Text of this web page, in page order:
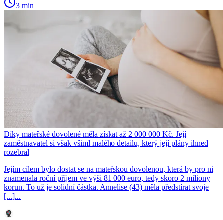
3 min
Díky mateřské dovolené měla získat až 2 000 000 Kč. Její
zaměstnavatel si však všiml malého detailu, který její plány ihned
rozebral
Jejím cílem bylo dostat se na mateřskou dovolenou, která by pro ni
znamenala roční příjem ve výši 81 000 euro, tedy skoro 2 miliony
korun. To už je solidní částka. Annelise (43) měla předstírat svoje
[...]...